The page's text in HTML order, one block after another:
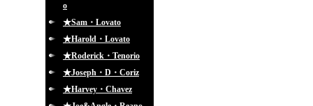
o
★Sam・Lovato
★Harold・Lovato
★Roderick・Tenorio
★Joseph・D・Coriz
★Harvey・Chavez